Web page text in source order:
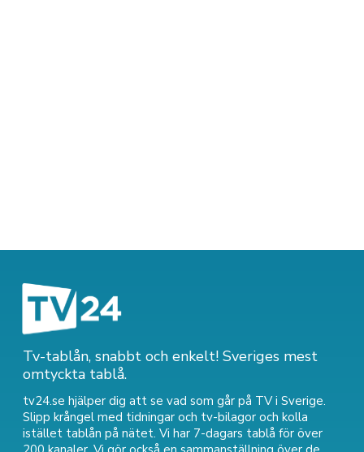
Tv-tablån, snabbt och enkelt! Sveriges mest
omtyckta tablå.
tv24.se hjälper dig att se vad som går på TV i Sverige.
Slipp krångel med tidningar och tv-bilagor och kolla
istället tablån på nätet. Vi har 7-dagars tablå för över